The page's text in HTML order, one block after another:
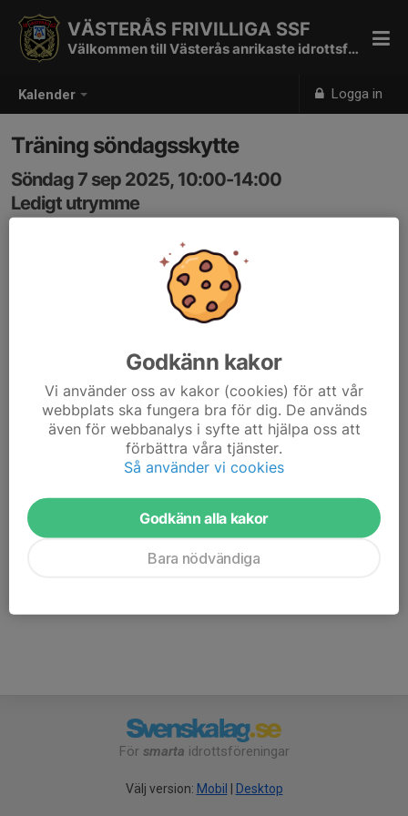
Kalender Logga in
VÄSTERÅS FRIVILLIGA SSF
Välkommen till Västerås anrikaste idrottsförening
Träning söndagsskytte
Söndag 7 sep 2025, 10:00-14:00
Ledigt utrymme
Samling: 10:00, Paviljongen
Gemensam tid för mer strukturerat skytte.
Vad som skjuts kan variera från gång till gång beroende
fältskytte eller bana, 50m eller 300m+.
Kom hit och umgås och skjut tillsammans!
Mer organiserad träning för Långhåll klass A med
För smarta idrottsföreningar
Välj version: Mobil Desktop
Godkänn kakor
Vi använder oss av kakor (cookies) för att vår
webbplats ska fungera bra för dig. De används
även för webbanalys i syfte att hjälpa oss att
förbättra våra tjänster.
Så använder vi cookies
Godkänn alla kakor
Bara nödvändiga